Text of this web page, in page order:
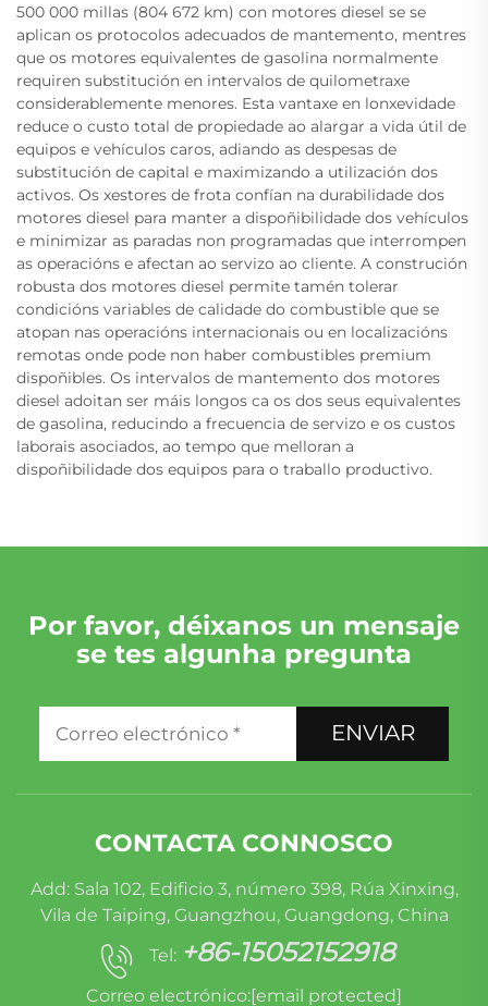
500 000 millas (804 672 km) con motores diesel se se
aplican os protocolos adecuados de mantemento, mentres
que os motores equivalentes de gasolina normalmente
requiren substitución en intervalos de quilometraxe
considerablemente menores. Esta vantaxe en lonxevidade
reduce o custo total de propiedade ao alargar a vida útil de
equipos e vehículos caros, adiando as despesas de
substitución de capital e maximizando a utilización dos
activos. Os xestores de frota confían na durabilidade dos
motores diesel para manter a dispoñibilidade dos vehículos
e minimizar as paradas non programadas que interrompen
as operacións e afectan ao servizo ao cliente. A construción
robusta dos motores diesel permite tamén tolerar
condicións variables de calidade do combustible que se
atopan nas operacións internacionais ou en localizacións
remotas onde pode non haber combustibles premium
dispoñibles. Os intervalos de mantemento dos motores
diesel adoitan ser máis longos ca os dos seus equivalentes
de gasolina, reducindo a frecuencia de servizo e os custos
laborais asociados, ao tempo que melloran a
dispoñibilidade dos equipos para o traballo productivo.
Por favor, déixanos un mensaje
se tes algunha pregunta
ENVIAR
CONTACTA CONNOSCO
Add: Sala 102, Edificio 3, número 398, Rúa Xinxing,
Vila de Taiping, Guangzhou, Guangdong, China
Tel: +86-15052152918
Correo electrónico:[email protected]